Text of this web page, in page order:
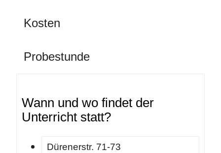
Kosten
Probestunde
Wann und wo findet der
Unterricht statt?
Dürenerstr. 71-73